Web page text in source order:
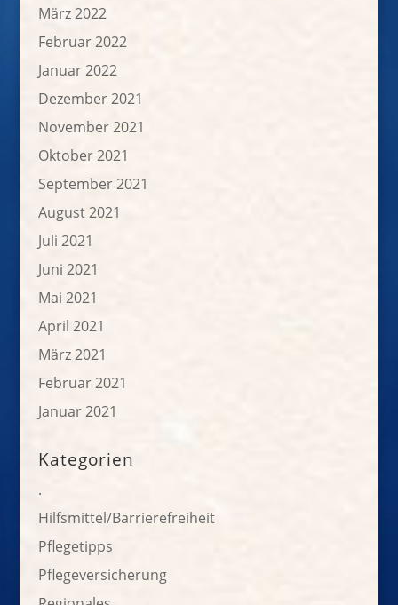
März 2022
Februar 2022
Januar 2022
Dezember 2021
November 2021
Oktober 2021
September 2021
August 2021
Juli 2021
Juni 2021
Mai 2021
April 2021
März 2021
Februar 2021
Januar 2021
Kategorien
.
Hilfsmittel/Barrierefreiheit
Pflegetipps
Pflegeversicherung